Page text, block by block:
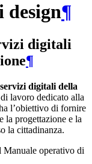
design¶
digitali
¶
digitali della
lavoro dedicato alla
l’obiettivo di fornire
la progettazione e la
la cittadinanza.
Manuale operativo di